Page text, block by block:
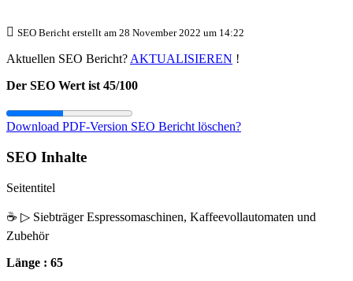
SEO Bericht erstellt am 28 November 2022 um 14:22
Aktuellen SEO Bericht? AKTUALISIEREN !
Der SEO Wert ist 45/100
Download PDF-Version SEO Bericht löschen?
SEO Inhalte
Seitentitel
☕ ▷ Siebträger Espressomaschinen, Kaffeevollautomaten und
Zubehör
Länge : 65